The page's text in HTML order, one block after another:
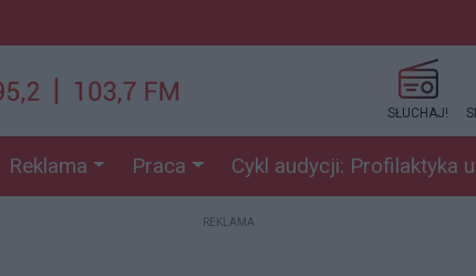
SŁUCHAJ!
Reklama Praca Cykl audycji: Profilaktyka
REKLAMA